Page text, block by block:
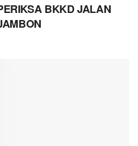
BKKD JALAN